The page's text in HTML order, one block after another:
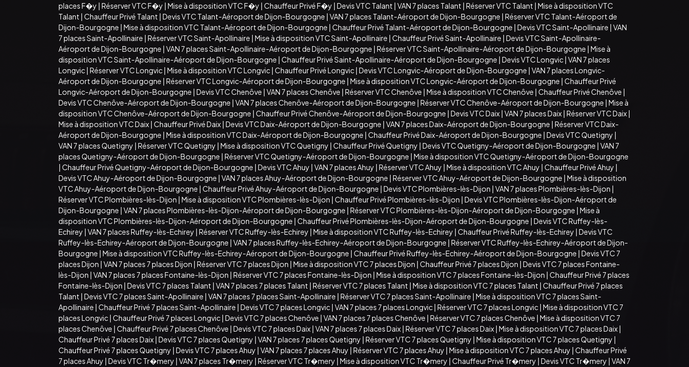
places F�y | Réserver VTC F�y | Mise à disposition VTC F�y | Chauffeur Privé F�y | Devis VTC Talant | VAN 7 places Talant | Réserver VTC Talant | Mise à disposition VTC
Talant | Chauffeur Privé Talant | Devis VTC Talant-Aéroport de Dijon-Bourgogne | VAN 7 places Talant-Aéroport de Dijon-Bourgogne | Réserver VTC Talant-Aéroport de
Dijon-Bourgogne | Mise à disposition VTC Talant-Aéroport de Dijon-Bourgogne | Chauffeur Privé Talant-Aéroport de Dijon-Bourgogne | Devis VTC Saint-Apollinaire | VAN
7 places Saint-Apollinaire | Réserver VTC Saint-Apollinaire | Mise à disposition VTC Saint-Apollinaire | Chauffeur Privé Saint-Apollinaire | Devis VTC Saint-Apollinaire-
Aéroport de Dijon-Bourgogne | VAN 7 places Saint-Apollinaire-Aéroport de Dijon-Bourgogne | Réserver VTC Saint-Apollinaire-Aéroport de Dijon-Bourgogne | Mise à
disposition VTC Saint-Apollinaire-Aéroport de Dijon-Bourgogne | Chauffeur Privé Saint-Apollinaire-Aéroport de Dijon-Bourgogne | Devis VTC Longvic| VAN 7 places
Longvic| Réserver VTC Longvic| Mise à disposition VTC Longvic| Chauffeur Privé Longvic| Devis VTC Longvic-Aéroport de Dijon-Bourgogne | VAN 7 places Longvic-
Aéroport de Dijon-Bourgogne | Réserver VTC Longvic-Aéroport de Dijon-Bourgogne | Mise à disposition VTC Longvic-Aéroport de Dijon-Bourgogne | Chauffeur Privé
Longvic-Aéroport de Dijon-Bourgogne | Devis VTC Chenôve | VAN 7 places Chenôve | Réserver VTC Chenôve | Mise à disposition VTC Chenôve | Chauffeur Privé Chenôve |
Devis VTC Chenôve-Aéroport de Dijon-Bourgogne | VAN 7 places Chenôve-Aéroport de Dijon-Bourgogne | Réserver VTC Chenôve-Aéroport de Dijon-Bourgogne | Mise à
disposition VTC Chenôve-Aéroport de Dijon-Bourgogne | Chauffeur Privé Chenôve-Aéroport de Dijon-Bourgogne | Devis VTC Daix| VAN 7 places Daix| Réserver VTC Daix|
Mise à disposition VTC Daix| Chauffeur Privé Daix| Devis VTC Daix-Aéroport de Dijon-Bourgogne | VAN 7 places Daix-Aéroport de Dijon-Bourgogne | Réserver VTC Daix-
Aéroport de Dijon-Bourgogne | Mise à disposition VTC Daix-Aéroport de Dijon-Bourgogne | Chauffeur Privé Daix-Aéroport de Dijon-Bourgogne | Devis VTC Quetigny |
VAN 7 places Quetigny | Réserver VTC Quetigny | Mise à disposition VTC Quetigny | Chauffeur Privé Quetigny | Devis VTC Quetigny-Aéroport de Dijon-Bourgogne | VAN 7
places Quetigny-Aéroport de Dijon-Bourgogne | Réserver VTC Quetigny-Aéroport de Dijon-Bourgogne | Mise à disposition VTC Quetigny-Aéroport de Dijon-Bourgogne
| Chauffeur Privé Quetigny-Aéroport de Dijon-Bourgogne | Devis VTC Ahuy | VAN 7 places Ahuy | Réserver VTC Ahuy | Mise à disposition VTC Ahuy | Chauffeur Privé Ahuy |
Devis VTC Ahuy-Aéroport de Dijon-Bourgogne | VAN 7 places Ahuy-Aéroport de Dijon-Bourgogne | Réserver VTC Ahuy-Aéroport de Dijon-Bourgogne | Mise à disposition
VTC Ahuy-Aéroport de Dijon-Bourgogne | Chauffeur Privé Ahuy-Aéroport de Dijon-Bourgogne | Devis VTC Plombières-lès-Dijon | VAN 7 places Plombières-lès-Dijon |
Réserver VTC Plombières-lès-Dijon | Mise à disposition VTC Plombières-lès-Dijon | Chauffeur Privé Plombières-lès-Dijon | Devis VTC Plombières-lès-Dijon-Aéroport de
Dijon-Bourgogne | VAN 7 places Plombières-lès-Dijon-Aéroport de Dijon-Bourgogne | Réserver VTC Plombières-lès-Dijon-Aéroport de Dijon-Bourgogne | Mise à
disposition VTC Plombières-lès-Dijon-Aéroport de Dijon-Bourgogne | Chauffeur Privé Plombières-lès-Dijon-Aéroport de Dijon-Bourgogne | Devis VTC Ruffey-lès-
Echirey | VAN 7 places Ruffey-lès-Echirey | Réserver VTC Ruffey-lès-Echirey | Mise à disposition VTC Ruffey-lès-Echirey | Chauffeur Privé Ruffey-lès-Echirey | Devis VTC
Ruffey-lès-Echirey-Aéroport de Dijon-Bourgogne | VAN 7 places Ruffey-lès-Echirey-Aéroport de Dijon-Bourgogne | Réserver VTC Ruffey-lès-Echirey-Aéroport de Dijon-
Bourgogne | Mise à disposition VTC Ruffey-lès-Echirey-Aéroport de Dijon-Bourgogne | Chauffeur Privé Ruffey-lès-Echirey-Aéroport de Dijon-Bourgogne | Devis VTC 7
places Dijon | VAN 7 places 7 places Dijon | Réserver VTC 7 places Dijon | Mise à disposition VTC 7 places Dijon | Chauffeur Privé 7 places Dijon | Devis VTC 7 places Fontaine-
lès-Dijon | VAN 7 places 7 places Fontaine-lès-Dijon | Réserver VTC 7 places Fontaine-lès-Dijon | Mise à disposition VTC 7 places Fontaine-lès-Dijon | Chauffeur Privé 7 places
Fontaine-lès-Dijon | Devis VTC 7 places Talant | VAN 7 places 7 places Talant | Réserver VTC 7 places Talant | Mise à disposition VTC 7 places Talant | Chauffeur Privé 7 places
Talant | Devis VTC 7 places Saint-Apollinaire | VAN 7 places 7 places Saint-Apollinaire | Réserver VTC 7 places Saint-Apollinaire | Mise à disposition VTC 7 places Saint-
Apollinaire | Chauffeur Privé 7 places Saint-Apollinaire | Devis VTC 7 places Longvic| VAN 7 places 7 places Longvic| Réserver VTC 7 places Longvic| Mise à disposition VTC 7
places Longvic| Chauffeur Privé 7 places Longvic| Devis VTC 7 places Chenôve | VAN 7 places 7 places Chenôve | Réserver VTC 7 places Chenôve | Mise à disposition VTC 7
places Chenôve | Chauffeur Privé 7 places Chenôve | Devis VTC 7 places Daix| VAN 7 places 7 places Daix| Réserver VTC 7 places Daix| Mise à disposition VTC 7 places Daix|
Chauffeur Privé 7 places Daix| Devis VTC 7 places Quetigny | VAN 7 places 7 places Quetigny | Réserver VTC 7 places Quetigny | Mise à disposition VTC 7 places Quetigny |
Chauffeur Privé 7 places Quetigny | Devis VTC 7 places Ahuy | VAN 7 places 7 places Ahuy | Réserver VTC 7 places Ahuy | Mise à disposition VTC 7 places Ahuy | Chauffeur Privé
7 places Ahuy | Devis VTC Tr�mery | VAN 7 places Tr�mery | Réserver VTC Tr�mery | Mise à disposition VTC Tr�mery | Chauffeur Privé Tr�mery | Devis VTC Tr�mery | VAN 7